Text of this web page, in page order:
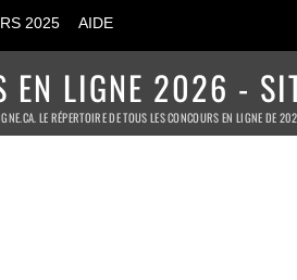
2025 AIDE
EN LIGNE 2026 -
LE RÉPERTOIRE DE TOUS LES CONCOURS EN LIGNE DE